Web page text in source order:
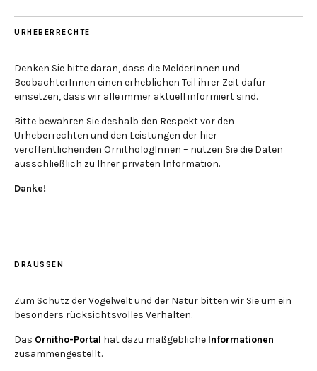
URHEBERRECHTE
Denken Sie bitte daran, dass die MelderInnen und
BeobachterInnen einen erheblichen Teil ihrer Zeit dafür
einsetzen, dass wir alle immer aktuell informiert sind.
Bitte bewahren Sie deshalb den Respekt vor den
Urheberrechten und den Leistungen der hier
veröffentlichenden OrnithologInnen – nutzen Sie die Daten
ausschließlich zu Ihrer privaten Information.
Danke!
DRAUSSEN
Zum Schutz der Vogelwelt und der Natur bitten wir Sie um ein
besonders rücksichtsvolles Verhalten.
Das Ornitho-Portal hat dazu maßgebliche Informationen
zusammengestellt.